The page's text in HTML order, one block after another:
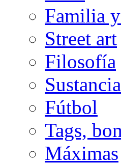
Familia
Street art
Filosofía
Fútbol
Tags,
Máximas